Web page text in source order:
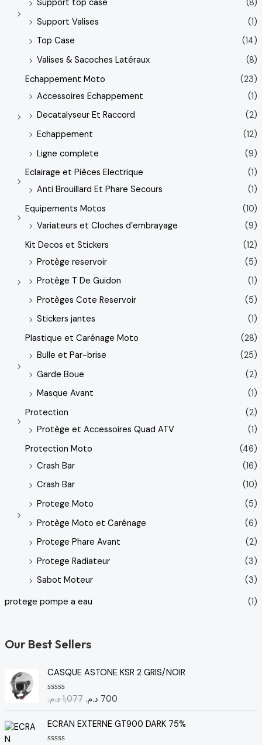
Support top case
(8)
Support Valises
(1)
Top Case
(14)
Valises & Sacoches Latéraux
(8)
Echappement Moto
(23)
Accessoires Echappement
(1)
Decatalyseur Et Raccord
(2)
Echappement
(12)
Ligne complete
(9)
Eclairage et Pièces Electrique
(1)
Anti Brouillard Et Phare Secours
(1)
Equipements Motos
(10)
Variateurs et Cloches d’embrayage
(9)
Kit Decos et Stickers
(12)
Protège reservoir
(5)
Protège T De Guidon
(1)
Protèges Cote Reservoir
(5)
Stickers jantes
(1)
Plastique et Carénage Moto
(28)
Bulle et Par-brise
(25)
Garde Boue
(2)
Masque Avant
(1)
Protection
(2)
Protège et Accessoires Quad ATV
(1)
Protection Moto
(46)
Crash Bar
(16)
Crash Bar
(10)
Protege Moto
(5)
Protège Moto et Carénage
(6)
Protege Phare Avant
(2)
Protege Radiateur
(3)
Sabot Moteur
(3)
protege pompe a eau
(1)
Our Best Sellers
CASQUE ASTONE KSR 2 GRIS/NOIR
N
o
e
s
1,077 د.م.
L
e
r
x
700 د.م.
L
e
r
x
ECRAN EXTERNE GT900 DARK 75%